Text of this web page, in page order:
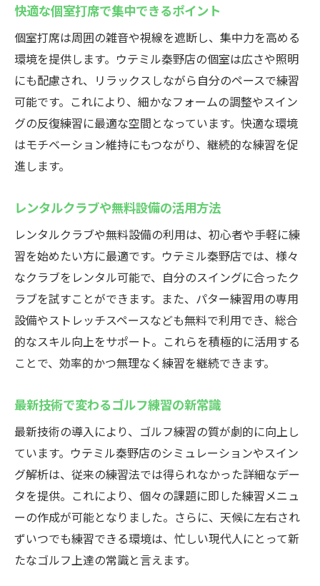
快適な個室打席で集中できるポイント
個室打席は周囲の雑音や視線を遮断し、集中力を高める
環境を提供します。ウテミル秦野店の個室は広さや照明
にも配慮され、リラックスしながら自分のペースで練習
可能です。これにより、細かなフォームの調整やスイン
グの反復練習に最適な空間となっています。快適な環境
はモチベーション維持にもつながり、継続的な練習を促
進します。
レンタルクラブや無料設備の活用方法
レンタルクラブや無料設備の利用は、初心者や手軽に練
習を始めたい方に最適です。ウテミル秦野店では、様々
なクラブをレンタル可能で、自分のスイングに合ったク
ラブを試すことができます。また、パター練習用の専用
設備やストレッチスペースなども無料で利用でき、総合
的なスキル向上をサポート。これらを積極的に活用する
ことで、効率的かつ無理なく練習を継続できます。
最新技術で変わるゴルフ練習の新常識
最新技術の導入により、ゴルフ練習の質が劇的に向上し
ています。ウテミル秦野店のシミュレーションやスイン
グ解析は、従来の練習法では得られなかった詳細なデー
タを提供。これにより、個々の課題に即した練習メニュ
ーの作成が可能となりました。さらに、天候に左右され
ずいつでも練習できる環境は、忙しい現代人にとって新
たなゴルフ上達の常識と言えます。